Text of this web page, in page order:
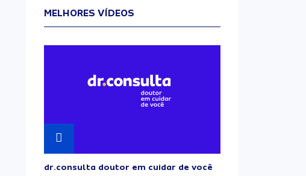
MELHORES VÍDEOS
dr.consulta doutor em cuidar de você